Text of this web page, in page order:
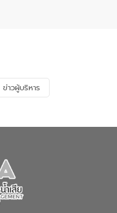
ำนึกในการอนุรักษ์สิ่งแวดล้อม ใน
ำเสียชุมชนและการบำบัดน้ำเสีย
โดยให้ความรู้เกี่ยวกับสาเหตุและ
องน้ำเสีย แนวทางการลดการ
อำเภอเมืองกาฬสินธุ์ จังหวัด
ข่าวผู้บริหาร